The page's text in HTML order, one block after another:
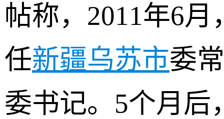
帖称，2011年6
任新疆乌苏市委
委书记。5个月后